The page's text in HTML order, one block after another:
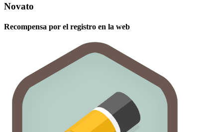
Novato
Recompensa por el registro en la web